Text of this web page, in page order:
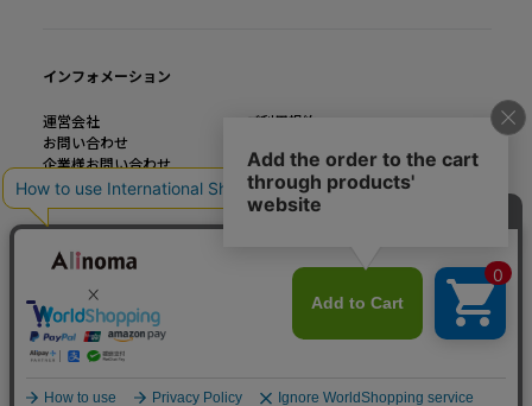
インフォメーション
運営会社
ご利用規約
お問い合わせ
企業様お問い合わせ
個人情報の取り扱い
大きいサイズのファッション通販【Alinoma】
「Alinoma（アリノマ）は人気ブランドの大きいサイズアイテムを豊富に取りそろ
定番アイテムからトレンドアイテムまで、様々なカテゴリから大きいサイズ（L～